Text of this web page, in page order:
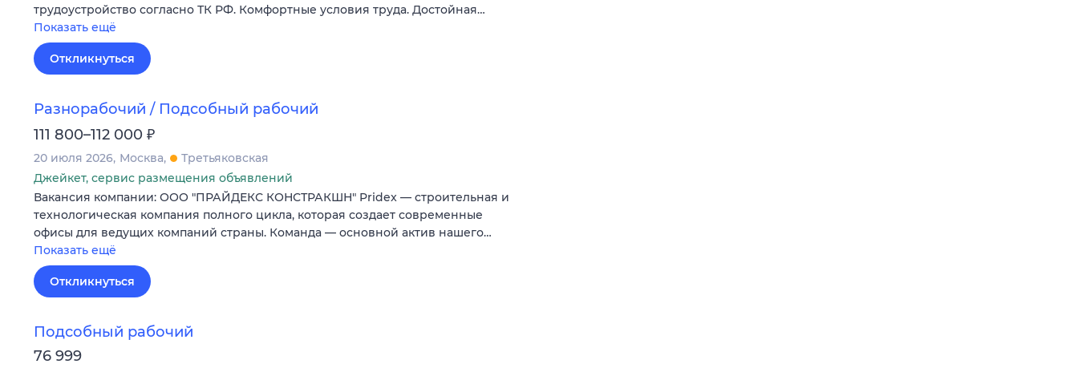
трудоустройство согласно ТК РФ. Комфортные условия труда. Достойная…
Показать ещё
Откликнуться
Разнорабочий / Подсобный рабочий
111 800–112 000 ₽
20 июля 2026 Москва
Третьяковская
Джейкет, сервис размещения объявлений
Вакансия компании: ООО "ПРАЙДЕКС КОНСТРАКШН" Pridex — строительная и
технологическая компания полного цикла, которая создает современные
офисы для ведущих компаний страны. Команда — основной актив нашего…
Показать ещё
Откликнуться
Подсобный рабочий
76 999